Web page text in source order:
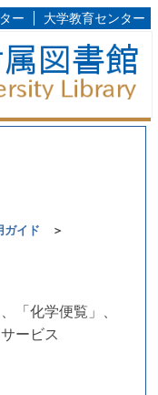
ー 大学教育センター
ガイド ＞
「化学便覧」、
ービス